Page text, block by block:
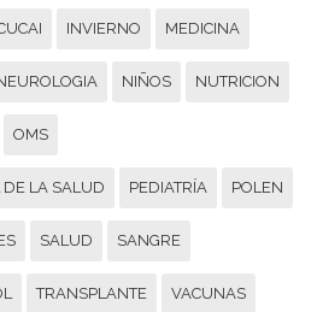
INVIERNO MEDICINA
NIÑOS NUTRICION
OMS
LA SALUD PEDIATRÍA POLEN
SALUD SANGRE
TRANSPLANTE VACUNAS